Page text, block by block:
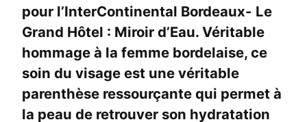
pour l’InterContinental Bordeaux- Le
Grand Hôtel : Miroir d’Eau. Véritable
hommage à la femme bordelaise, ce
soin du visage est une véritable
parenthèse ressourçante qui permet à
la peau de retrouver son hydratation